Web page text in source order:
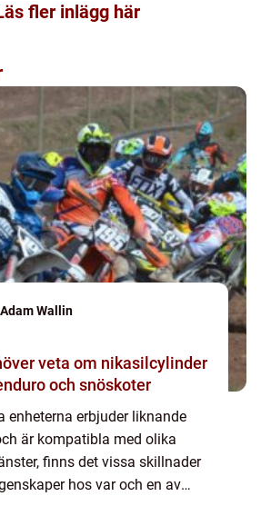
fler inlägg här
Adam Wallin
veta om nikasilcylinder
och snöskoter
enheterna erbjuder liknande
är kompatibla med olika
finns det vissa skillnader
hos var och en av